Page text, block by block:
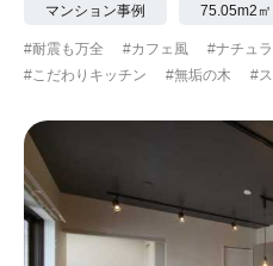
マンション事例 75.05m2㎡
#耐震も万全 #カフェ風 #ナチュ
#こだわりキッチン
#無垢の木 #